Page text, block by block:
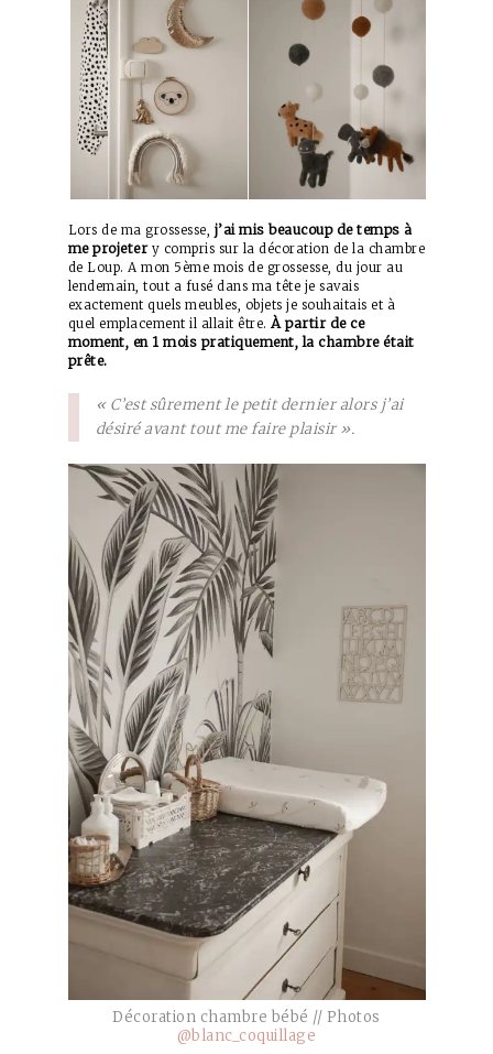
Lors de ma grossesse, j’ai mis beaucoup de temps à
me projetery compris sur la décoration de la chambre
de Loup. A mon 5ème mois de grossesse, du jour au
lendemain, tout a fusé dans ma tête je savais
exactement quels meubles, objets je souhaitais et à
quel emplacement il allait être. À partir de ce
moment, en 1 mois pratiquement, la chambre était
prête.
« C’est sûrement le petit dernier alors j’ai
désiré avant tout me faire plaisir ».
Décoration chambre bébé // Photos
@blanc_coquillage